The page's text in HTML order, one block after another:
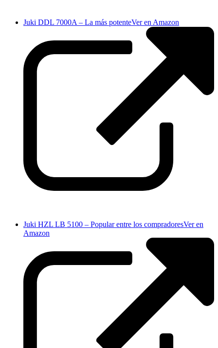
Juki DDL 7000A – La más potenteVer en Amazon
Juki HZL LB 5100 – Popular entre los compradoresVer en
Amazon